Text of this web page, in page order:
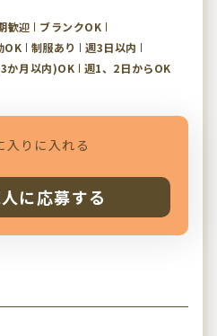
歓迎
ブランクOK
OK 制服あり
週3日以内
か月以内)OK 週1、2日からOK
入りに入れる
に応募する